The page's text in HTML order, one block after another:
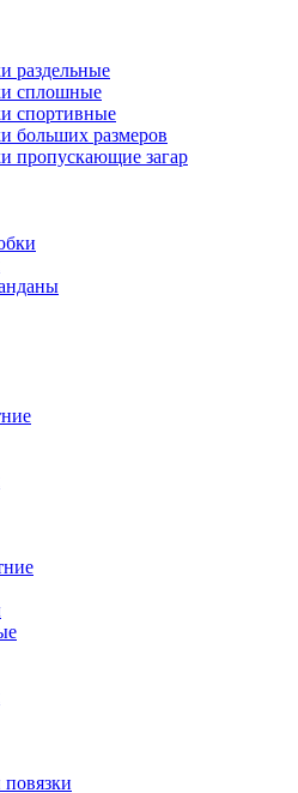
раздельные
сплошные
спортивные
больших размеров
пропускающие загар